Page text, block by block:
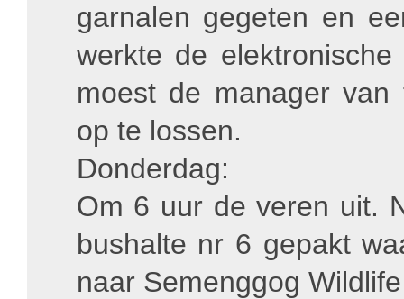
garnalen gegeten en
werkte de
moest de manager
op te lossen.
Donderdag:
Om 6 uur de veren uit.
bushalte nr 6 gepakt
naar Semenggog